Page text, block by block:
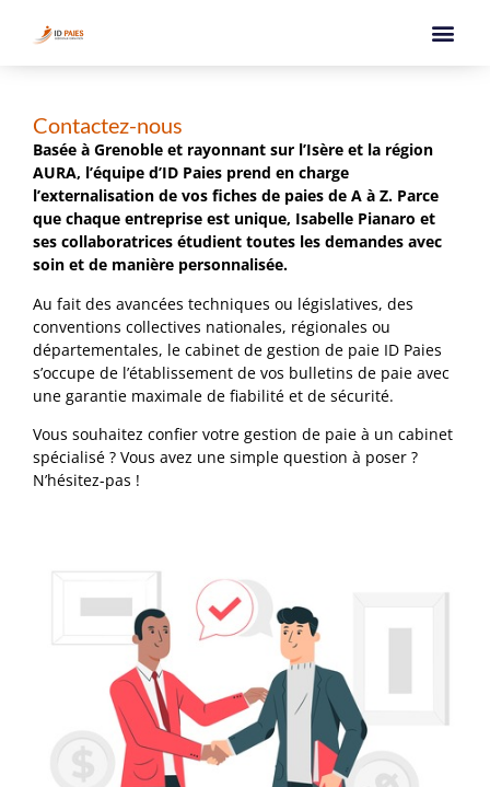
Contactez-nous
Basée à Grenoble et rayonnant sur l’Isère et la région
AURA, l’équipe d’ID Paies prend en charge
l’externalisation de vos fiches de paies de A à Z. Parce
que chaque entreprise est unique, Isabelle Pianaro et
ses collaboratrices étudient toutes les demandes avec
soin et de manière personnalisée.
Au fait des avancées techniques ou législatives, des
conventions collectives nationales, régionales ou
départementales, le cabinet de gestion de paie ID Paies
s’occupe de l’établissement de vos bulletins de paie avec
une garantie maximale de fiabilité et de sécurité.
Vous souhaitez confier votre gestion de paie à un cabinet
spécialisé ? Vous avez une simple question à poser ?
N’hésitez-pas !